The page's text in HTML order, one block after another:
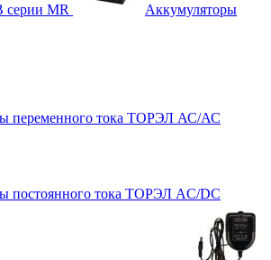
серии MR
Аккумуляторы
переменного тока ТОРЭЛ АС/АС
постоянного тока ТОРЭЛ AC/DC